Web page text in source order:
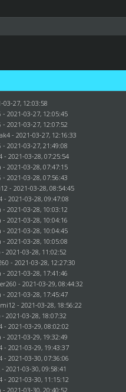
03-27, 12:03:58
- 2021-03-27, 12:05:45
- 2021-03-27, 12:07:52
- 2021-03-27, 12:16:33
- 2021-03-27, 21:49:08
- 2021-03-28, 07:25:54
- 2021-03-28, 07:47:15
- 2021-03-28, 07:56:43
- 2021-03-28, 08:54:45
- 2021-03-28, 09:47:08
- 2021-03-28, 10:03:12
- 2021-03-28, 10:04:16
- 2021-03-28, 10:04:45
- 2021-03-28, 10:05:08
- 2021-03-28, 11:02:52
- 2021-03-28, 12:27:30
- 2021-03-28, 17:41:46
- 2021-03-29, 08:44:32
- 2021-03-28, 17:45:47
- 2021-03-28, 18:56:22
- 2021-03-28, 18:07:32
- 2021-03-29, 08:02:02
- 2021-03-29, 19:32:49
- 2021-03-29, 19:43:37
- 2021-03-30, 07:36:06
- 2021-03-30, 09:58:41
- 2021-03-30, 11:15:12
- 2021-03-30, 20:40:52